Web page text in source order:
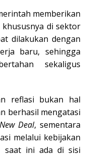
memberikan
di sektor
dilakukan dengan
baru, sehingga
sekaligus
reflasi bukan hal
berhasil mengatasi
New Deal, sementara
melalui kebijakan
saat ini ada di sisi